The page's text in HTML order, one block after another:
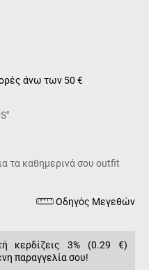
άνω των 50 €
τα καθημερινά σου outfit
Οδηγός Μεγεθών
κερδίζεις 3% (0.29 €)
παραγγελία σου!